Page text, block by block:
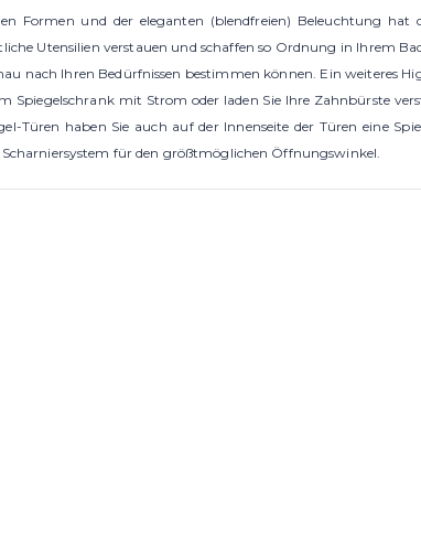
Formen und der eleganten (blendfreien) Beleuchtung hat
Utensilien verstauen und schaffen so Ordnung in Ihrem
nach Ihren Bedürfnissen bestimmen können. Ein weiteres
Spiegelschrank mit Strom oder laden Sie Ihre Zahnbürste
Türen haben Sie auch auf der Innenseite der Türen eine
für den größtmöglichen Öffnungswinkel.